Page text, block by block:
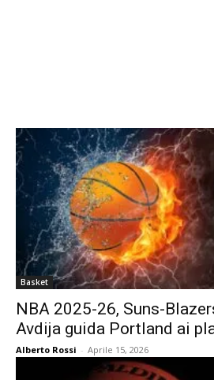
Basket
NBA 2025-26, Suns-
Avdija guida Portland ai
Alberto Rossi - Aprile 15, 2026